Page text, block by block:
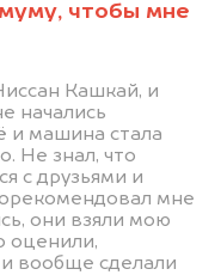
чтобы мне
Кашкай, и
начались
и машина стала
Не знал, что
с друзьями и
мне
они взяли мою
оценили,
вообще сделали